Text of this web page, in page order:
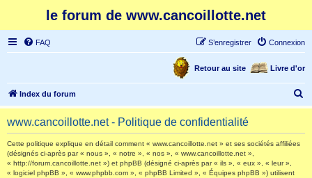
le forum de www.cancoillotte.net
FAQ Connexion
S’enregistrer
Livre d'or
Retour au site
Index du forum
e
www.cancoillotte.net - Politique de confidentialité
Cette politique explique en détail comment « www.cancoillotte.net » et ses sociétés affiliées
(désignés ci-après par « nous », « notre », « nos », « www.cancoillotte.net »,
« http://forum.cancoillotte.net ») et phpBB (désigné ci-après par « ils », « eux », « leur »,
« logiciel phpBB », « www.phpbb.com », « phpBB Limited », « Équipes phpBB ») utilisent